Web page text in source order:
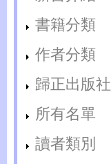
書籍分類
作者分類
歸正出版社
所有名單
讀者類別